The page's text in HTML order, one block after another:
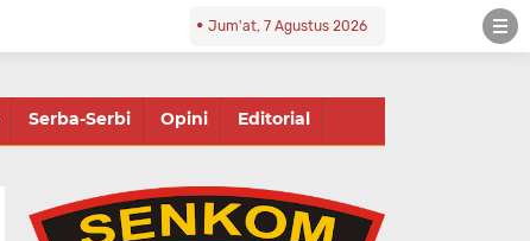
Jum'at, 7 Agustus 2026
Serba-Serbi Opini Editorial